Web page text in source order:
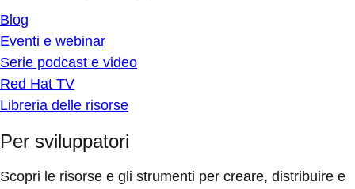
Blog
Eventi e webinar
Serie podcast e video
Red Hat TV
Libreria delle risorse
Per sviluppatori
Scopri le risorse e gli strumenti per creare, distribuire e